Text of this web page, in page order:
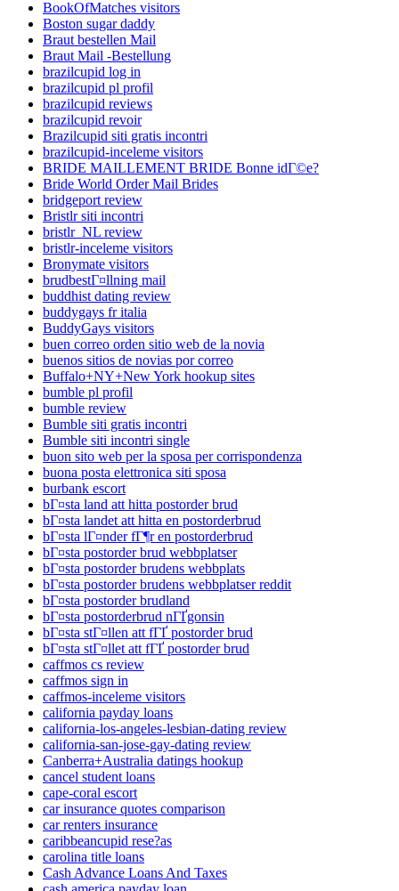
BookOfMatches visitors
Boston sugar daddy
Braut bestellen Mail
Braut Mail -Bestellung
brazilcupid log in
brazilcupid pl profil
brazilcupid reviews
brazilcupid revoir
Brazilcupid siti gratis incontri
brazilcupid-inceleme visitors
BRIDE MAILLEMENT BRIDE Bonne idГ©e?
Bride World Order Mail Brides
bridgeport review
Bristlr siti incontri
bristlr_NL review
bristlr-inceleme visitors
Bronymate visitors
brudbestГ¤llning mail
buddhist dating review
buddygays fr italia
BuddyGays visitors
buen correo orden sitio web de la novia
buenos sitios de novias por correo
Buffalo+NY+New York hookup sites
bumble pl profil
bumble review
Bumble siti gratis incontri
Bumble siti incontri single
buon sito web per la sposa per corrispondenza
buona posta elettronica siti sposa
burbank escort
bГ¤sta land att hitta postorder brud
bГ¤sta landet att hitta en postorderbrud
bГ¤sta lГ¤nder fГ¶r en postorderbrud
bГ¤sta postorder brud webbplatser
bГ¤sta postorder brudens webbplats
bГ¤sta postorder brudens webbplatser reddit
bГ¤sta postorder brudland
bГ¤sta postorderbrud nГҐgonsin
bГ¤sta stГ¤llen att fГҐ postorder brud
bГ¤sta stГ¤llet att fГҐ postorder brud
caffmos cs review
caffmos sign in
caffmos-inceleme visitors
california payday loans
california-los-angeles-lesbian-dating review
california-san-jose-gay-dating review
Canberra+Australia datings hookup
cancel student loans
cape-coral escort
car insurance quotes comparison
car renters insurance
caribbeancupid rese?as
carolina title loans
Cash Advance Loans And Taxes